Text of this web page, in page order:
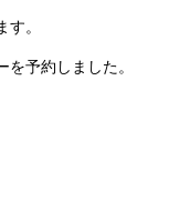
。
予約しました。